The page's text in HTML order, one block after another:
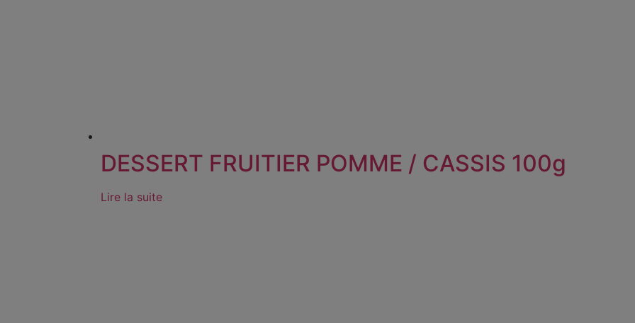
DESSERT FRUITIER POMME / CASSIS 100g
Lire la suite